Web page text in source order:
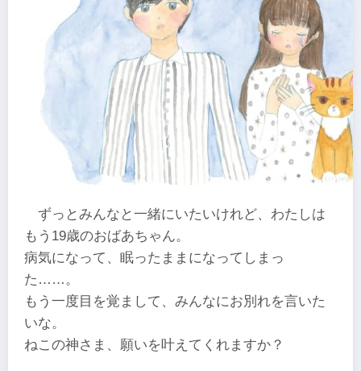
ずっとみんなと一緒にいたいけれど、わたしは
もう19歳のおばあちゃん。
病気になって、眠ったままになってしまっ
た……。
もう一度目を覚まして、みんなにお別れを言いた
いな。
ねこの神さま、願いを叶えてくれますか？